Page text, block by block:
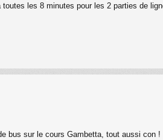
les 8 minutes pour les 2 parties de
bus sur le cours Gambetta, tout aussi con !